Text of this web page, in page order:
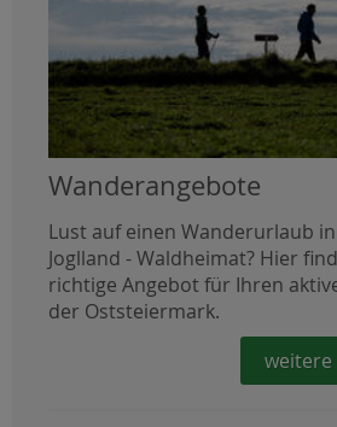
Wanderangebote
Lust auf einen Wanderurlaub
Joglland - Waldheimat? Hier
richtige Angebot für Ihren
der Oststeiermark.